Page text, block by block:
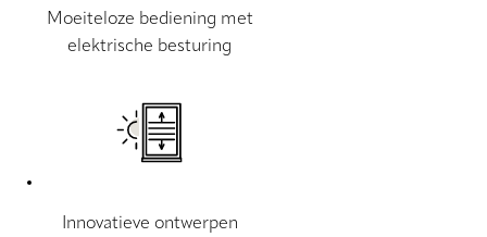
Moeiteloze bediening met
elektrische besturing
Innovatieve ontwerpen